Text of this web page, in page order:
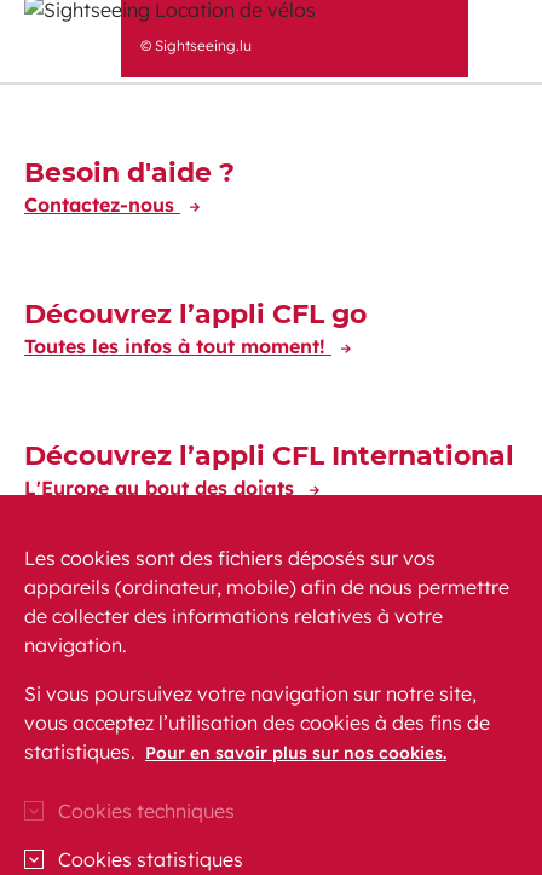
© Sightseeing.lu
Découvrez-en plus
Besoin d'aide ?
Contactez-nous
Découvrez l’appli CFL go
Toutes les infos à tout moment!
Découvrez l’appli CFL International
L'Europe au bout des doigts
Mentions légales
Protection des données personnelles
CFL sur Instagram (Ouvre une nouvelle fenêtre)
Blog CFL (Ouvre une nouvelle fenêtre)
CFL sur Facebook (Ouvre une
Les cookies sont des fichiers déposés sur vos
appareils (ordinateur, mobile) afin de nous permettre
de collecter des informations relatives à votre
navigation.
Si vous poursuivez votre navigation sur notre site,
vous acceptez l’utilisation des cookies à des fins de
statistiques. Pour en savoir plus sur nos cookies.
Cookies techniques
Cookies statistiques